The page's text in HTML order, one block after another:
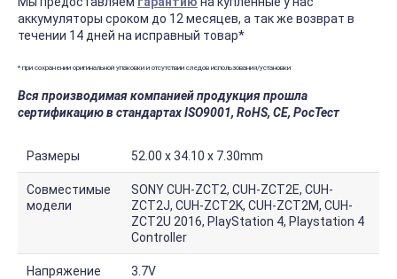
аккумуляторы сроком до 12 месяцев, а так же возврат в
течении 14 дней на исправный товар*
* при сохранении оригинальной упаковки и отсутствии следов использования/установки
Вся производимая компанией продукция прошла
сертификацию в стандартах ISO9001, RoHS, CE, РосТест
Размеры 52.00 x 34.10 x 7.30mm
Совместимые
модели
SONY CUH-ZCT2, CUH-ZCT2E, CUH-
ZCT2J, CUH-ZCT2K, CUH-ZCT2M, CUH-
ZCT2U 2016, PlayStation 4, Playstation 4
Controller
Напряжение 3.7V